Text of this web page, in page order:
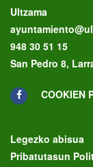
Ultzama
948 30 51 15
San Pedro 8,
COOKIEN
Legezko abisua
Pribatutasun